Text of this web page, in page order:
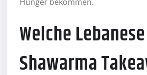
Welche Lebanese
Shawarma